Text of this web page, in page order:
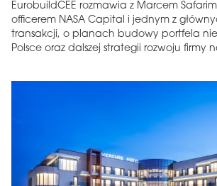
EurobuildCEE rozmawia z Marcem
officerem NASA Capital i jednym z
transakcji, o planach budowy portfela
Polsce oraz dalszej strategii rozwoju firmy